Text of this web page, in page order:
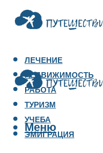
ЛЕЧЕНИЕ
НЕДВИЖИМОСТЬ
РАБОТА
ТУРИЗМ
УЧЕБА
ЭМИГРАЦИЯ
Меню